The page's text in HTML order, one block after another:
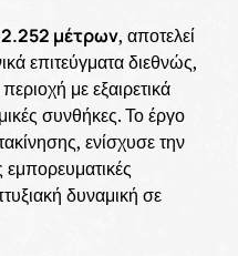
2.252 μέτρων, αποτελεί
επιτεύγματα διεθνώς,
με εξαιρετικά
συνθήκες. Το έργο
ενίσχυσε την
εμπορευματικές
δυναμική σε